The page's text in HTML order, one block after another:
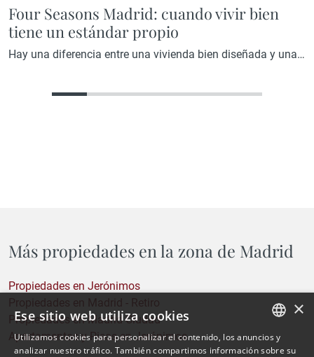
Four Seasons Madrid: cuando vivir bien
tiene un estándar propio
Hay una diferencia entre una vivienda bien diseñada y una
Más propiedades en la zona de Madrid
Propiedades en Jerónimos
Propiedades en Madrid - Retiro
Propiedades en Madrid Ciudad
Apartamentos y Pisos en Jerónimos
SPANISH
×
Ese sitio web utiliza cookies
Utilizamos cookies para personalizar el contenido, los anuncios y
analizar nuestro tráfico. También compartimos información sobre su